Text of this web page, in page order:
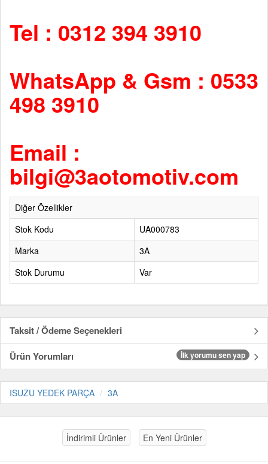
Tel : 0312 394 3910
WhatsApp & Gsm : 0533
498 3910
Email :
bilgi@3aotomotiv.com
Diğer Özellikler
Stok Kodu
UA000783
Marka
3A
Stok Durumu
Var
Taksit / Ödeme Seçenekleri
Ürün Yorumları
İlk yorumu sen yap
ISUZU YEDEK PARÇA 3A
İndirimli Ürünler En Yeni Ürünler